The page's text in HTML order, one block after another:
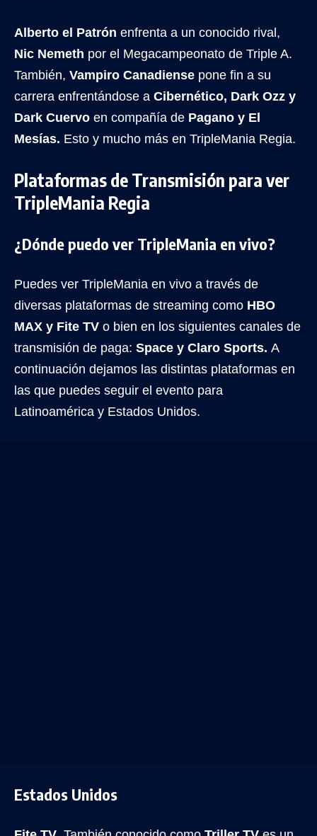
Alberto el Patrón enfrenta a un conocido rival,
Nic Nemeth por el Megacampeonato de Triple A.
También, Vampiro Canadiense pone fin a su
carrera enfrentándose a Cibernético, Dark Ozz y
Dark Cuervo en compañía de Pagano y El
Mesías. Esto y mucho más en TripleMania Regia.
Plataformas de Transmisión para ver
TripleMania Regia
¿Dónde puedo ver TripleMania en vivo?
Puedes ver TripleMania en vivo a través de
diversas plataformas de streaming como HBO
MAX y Fite TV o bien en los siguientes canales de
transmisión de paga: Space y Claro Sports. A
continuación dejamos las distintas plataformas en
las que puedes seguir el evento para
Latinoamérica y Estados Unidos.
Estados Unidos